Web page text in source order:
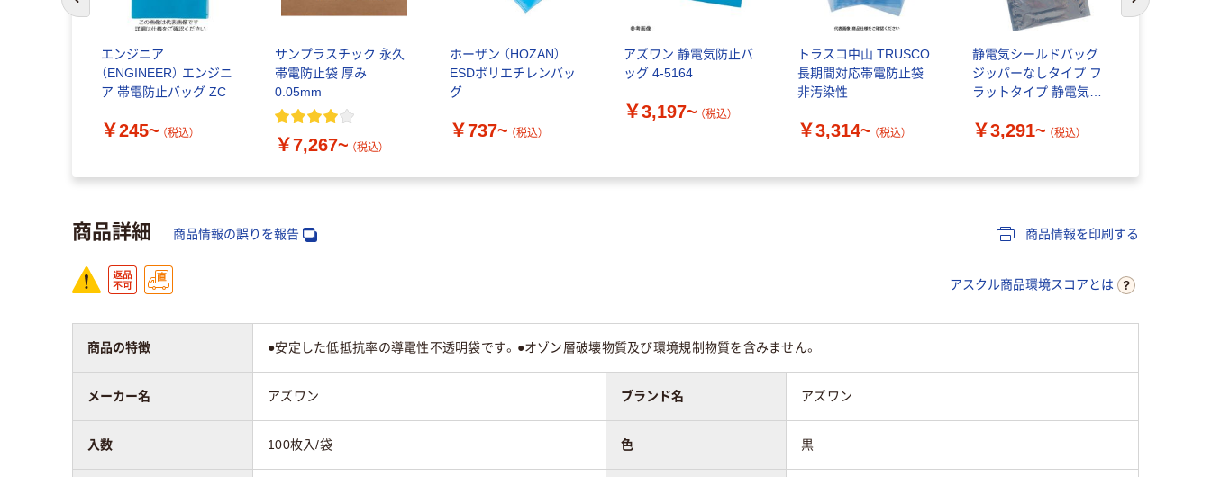
エンジニア
（ENGINEER） エンジニ
ア 帯電防止バッグ ZC
￥245~ （税込）
サンプラスチック 永久
帯電防止袋 厚み
0.05mm
￥7,267~ （税込）
ホーザン （HOZAN）
ESDポリエチレンバッ
グ
￥737~ （税込）
アズワン 静電気防止バ
ッグ 4-5164
￥3,197~ （税込）
トラスコ中山 TRUSCO
長期間対応帯電防止袋
非汚染性
￥3,314~ （税込）
静電気シールドバッグ
ジッパーなしタイプ フ
ラットタイプ 静電気遮
￥3,291~ （税込）
次のスライド
商品詳細 商品情報の誤りを報告 商品情報を印刷する
アスクル商品環境スコアとは
商品の特徴 ●安定した低抵抗率の導電性不透明袋です。●オゾン層破壊物質及び環境規制物質を含みません。
メーカー名 アズワン ブランド名 アズワン
入数 100枚入/袋 色 黒